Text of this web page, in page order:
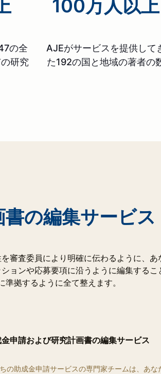
の全
研究
100万人以上
AJEがサービスを提供して
た192の国と地域の著者の
の編集サービス
審査委員により明確に伝わるように、あ
ョンや応募要項に沿うように編集するこ
拠するように全て整えます。
申請および研究計画書の編集サービス
の助成金申請サービスの専門家チームは、あ